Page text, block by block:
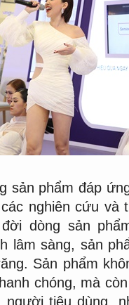
sản phẩm đáp
nghiên cứu và
dòng sản
lâm sàng, sản
Sản phẩm
chóng, mà
tiêu dùng,